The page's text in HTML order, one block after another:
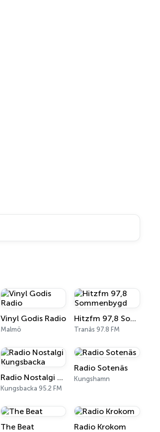
Vinyl Godis Radio
Malmö
Hitzfm 97,8 Sommenbygd
Tranås 97.8 FM
Radio Nostalgi Kungsbacka
Kungsbacka 95.2 FM
Radio Sotenäs
Kungshamn
The Beat Radio Krokom